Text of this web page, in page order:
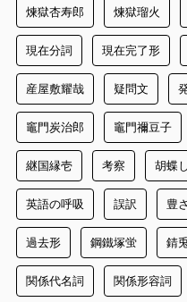
煉獄杏寿郎 煉獄瑠火
現在分詞 現在完了形
産屋敷耀哉 疑問文
竈門炭治郎 竈門禰豆子
継国縁壱 考察 胡蝶
英語の呼吸 誤訳 豊
過去形 鋼鐵塚蛍 錆
関係代名詞 関係形容詞